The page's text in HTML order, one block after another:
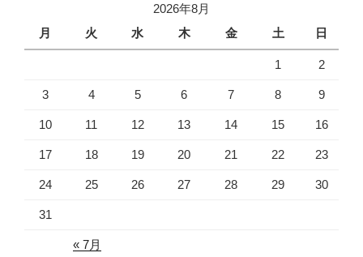
2026年8月
月
火 水 木 金 土 日
1 2
3 4 5 6 7 8 9
10 11 12 13 14 15 16
17 18 19 20 21 22 23
24 25 26 27 28 29 30
31
« 7月